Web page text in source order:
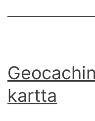
kartta